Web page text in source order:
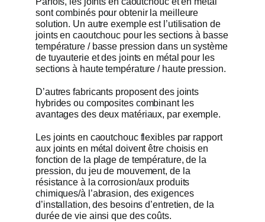
sont combinés pour obtenir la meilleure
solution. Un autre exemple est l’utilisation de
joints en caoutchouc pour les sections à basse
température / basse pression dans un système
de tuyauterie et des joints en métal pour les
sections à haute température / haute pression.
D’autres fabricants proposent des joints
hybrides ou composites combinant les
avantages des deux matériaux, par exemple.
Les joints en caoutchouc flexibles par rapport
aux joints en métal doivent être choisis en
fonction de la plage de température, de la
pression, du jeu de mouvement, de la
résistance à la corrosion/aux produits
chimiques/à l’abrasion, des exigences
d’installation, des besoins d’entretien, de la
durée de vie ainsi que des coûts.